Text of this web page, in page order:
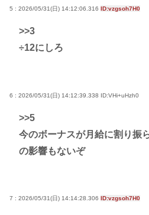
5 : 2026/05/31(日) 14:12:06.316 ID:vzgsoh7H0
>>3
÷12にしろ
6 : 2026/05/31(日) 14:12:39.338 ID:VHi+uHzh0
>>5
今のボーナスが月給に割り振
の影響もないぞ
7 : 2026/05/31(日) 14:14:28.306 ID:vzgsoh7H0